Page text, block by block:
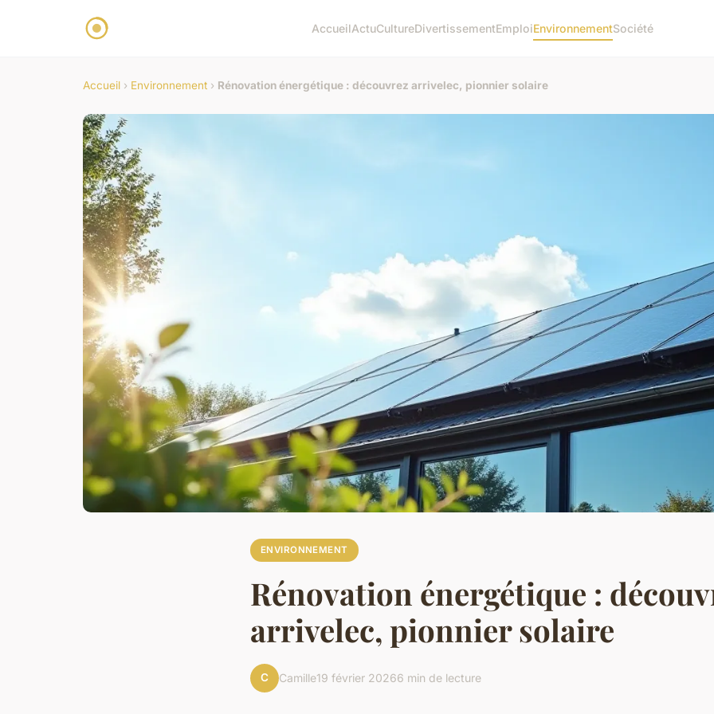
AccueilActuCultureDivertissementEmploiEnvironnementSociété
Accueil › Environnement › Rénovation énergétique : découvrez arrivelec, pionnier solaire
ENVIRONNEMENT
Rénovation énergétique :
arrivelec, pionnier solaire
C Camille19 février 20266 min de lecture